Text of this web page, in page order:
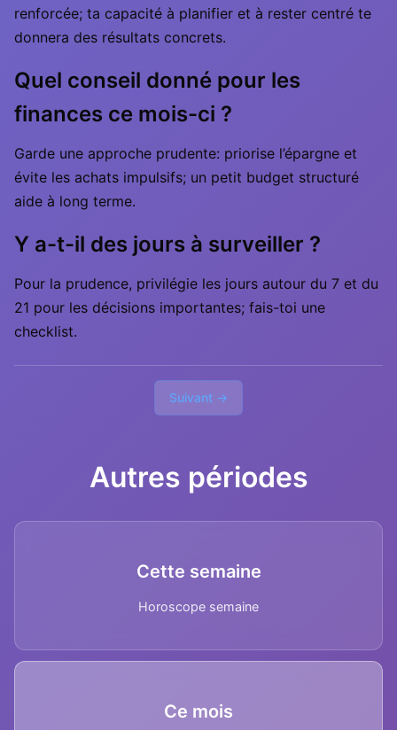
renforcée; ta capacité à planifier et à rester centré te
donnera des résultats concrets.
Quel conseil donné pour les
finances ce mois-ci ?
Garde une approche prudente: priorise l’épargne et
évite les achats impulsifs; un petit budget structuré
aide à long terme.
Y a-t-il des jours à surveiller ?
Pour la prudence, privilégie les jours autour du 7 et du
21 pour les décisions importantes; fais-toi une
checklist.
Suivant →
Autres périodes
Cette semaine
Horoscope semaine
Ce mois